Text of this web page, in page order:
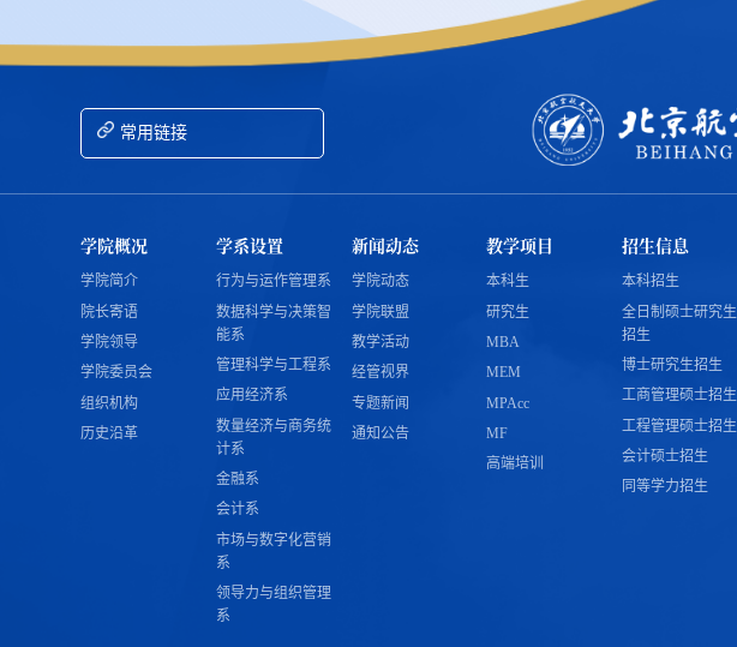
常用链接
学院概况
学院简介
院长寄语
学院领导
学院委员会
组织机构
历史沿革
学系设置
行为与运作管理系
数据科学与决策智
能系
管理科学与工程系
应用经济系
数量经济与商务统
计系
金融系
会计系
市场与数字化营销
系
领导力与组织管理
系
新闻动态
学院动态
学院联盟
教学活动
经管视界
专题新闻
通知公告
教学项目
本科生
研究生
MBA
MEM
MPAcc
MF
高端培训
招生信息
本科招生
全日制硕士研究生
招生
博士研究生招生
工商管理硕士招生
工程管理硕士招生
会计硕士招生
同等学力招生